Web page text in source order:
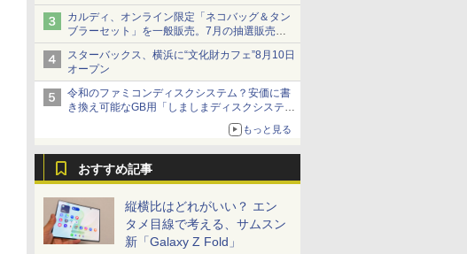
カルディ、オンライン限定「ネコバッグ＆タン
ブラーセット」を一般販売。7月の抽選販売の
当選無効分
スターバックス、横浜に“文化財カフェ”8月10日
オープン
令和のファミコンディスクシステム？安価に書
き換え可能なGB用「しましまディスクシステ
もっと見る
おすすめ記事
縦横比はどれがいい？ エン
タメ目線で考える、サムスン
新「Galaxy Z Fold」